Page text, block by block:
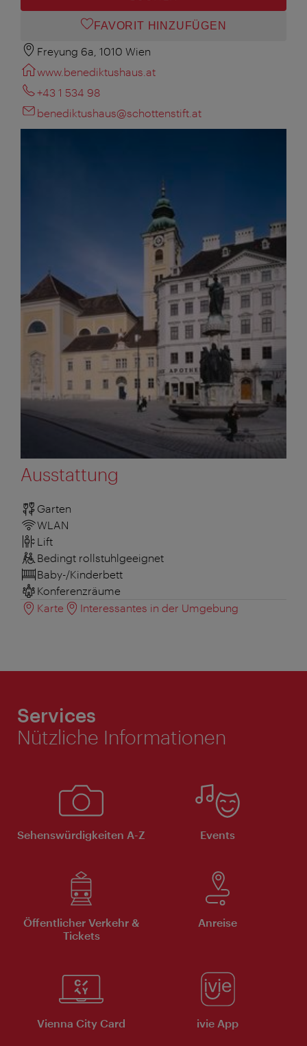
FAVORIT HINZUFÜGEN
Freyung 6a, 1010 Wien
www.benediktushaus.at
+43 1 534 98
benediktushaus@schottenstift.at
Ausstattung
Garten
WLAN
Lift
Bedingt rollstuhlgeeignet
Baby-/Kinderbett
Konferenzräume
Karte
Interessantes in der Umgebung
Services
Nützliche Informationen
Sehenswürdigkeiten A-Z Events
Öffentlicher Verkehr &
Tickets
Anreise
Vienna City Card ivie App